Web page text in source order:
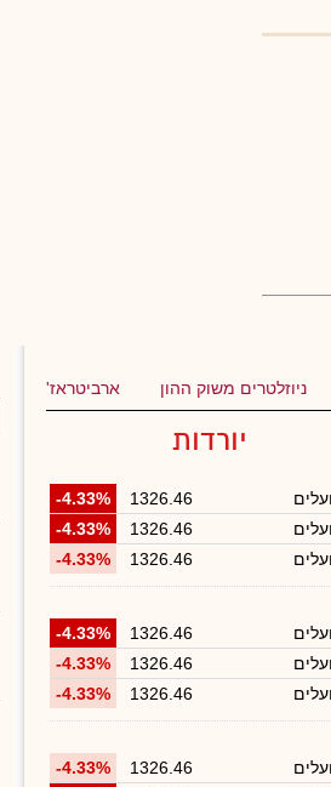
ניוזלטרים משוק ההון ארביטראז'
יורדות
1326.46
-4.33%
1326.46
-4.33%
1326.46
-4.33%
1326.46
-4.33%
1326.46
-4.33%
1326.46
-4.33%
1326.46
-4.33%